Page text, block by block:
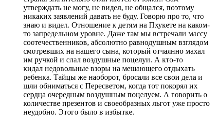
утверждать не могу, не видел, не общался, поэтому
никаких заявлений давать не буду. Говорю про то, что
знаю и видел. Отношение к детям на Пхукете на каком-
то запредельном уровне. Даже там мы встречали массу
соотечественников, абсолютно равнодушным взглядом
смотревших на нашего сына, который отчаянно махал
им ручкой и слал воздушные поцелуи. А кто-то
кидал недовольные взоры на мешающего отдыхать
ребенка. Тайцы же наоборот, бросали все свои дела и
шли обниматься с Пересветом, когда тот покорял их
сердца очередным воздушным поцелуем. А говорить о
количестве презентов и своеобразных льгот уже просто
неудобно. Этого было в избытке.